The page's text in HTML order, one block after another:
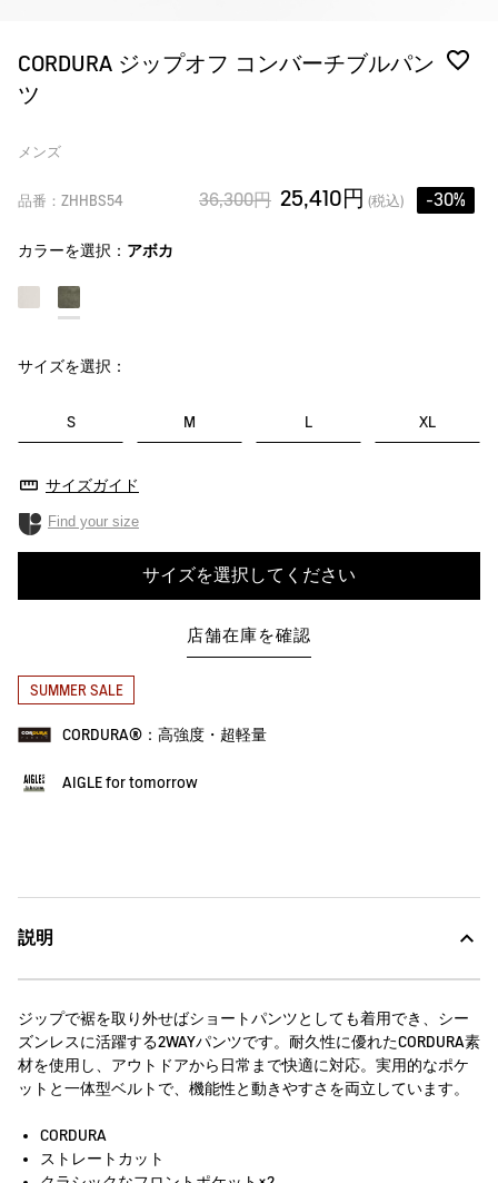
CORDURA ジップオフ コンバーチブルパン
ツ
メンズ
品番：ZHHBS54 36,300円 25,410円 (税込) -30%
カラーを選択： アボカ
サイズを選択：
S M L XL
サイズガイド
Find your size
サイズを選択してください
店舗在庫を確認
SUMMER SALE
CORDURA®：高強度・超軽量
AIGLE for tomorrow
説明
ジップで裾を取り外せばショートパンツとしても着用でき、シー
ズンレスに活躍する2WAYパンツです。耐久性に優れたCORDURA素
材を使用し、アウトドアから日常まで快適に対応。実用的なポケ
ットと一体型ベルトで、機能性と動きやすさを両立しています。
CORDURA
ストレートカット